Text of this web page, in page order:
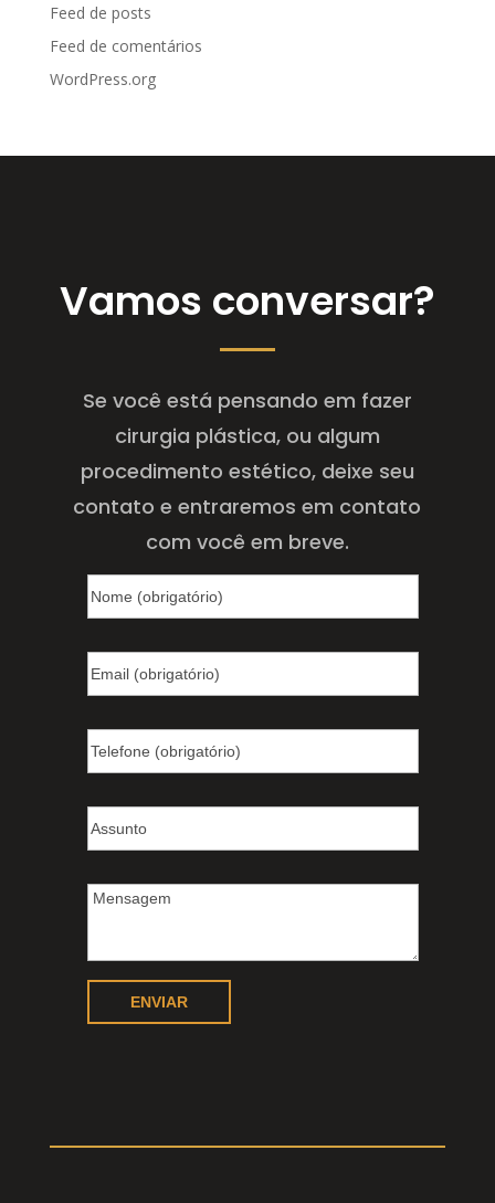
Feed de posts
Feed de comentários
WordPress.org
Vamos conversar?
Se você está pensando em fazer
cirurgia plástica, ou algum
procedimento estético, deixe seu
contato e entraremos em contato
com você em breve.